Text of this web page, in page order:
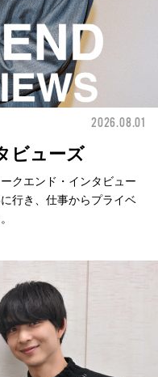
2026.08.01
ビューズ
クエンド・インタビュー
行き、仕事からプライベ